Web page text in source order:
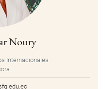
Noury
Internacionales